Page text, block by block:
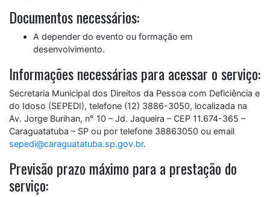
Documentos necessários:
A depender do evento ou formação em
desenvolvimento.
Informações necessárias para acessar o serviço:
Secretaria Municipal dos Direitos da Pessoa com Deficiência e
do Idoso (SEPEDI), telefone (12) 3886-3050, localizada na
Av. Jorge Burihan, n° 10 – Jd. Jaqueira – CEP 11.674-365 –
Caraguatatuba – SP ou por telefone 38863050 ou email
sepedi@caraguatatuba.sp.gov.br.
Previsão prazo máximo para a prestação do
serviço: